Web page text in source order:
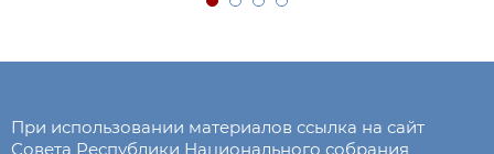
При использовании материалов ссылка на сайт
Совета Республики Национального собрания